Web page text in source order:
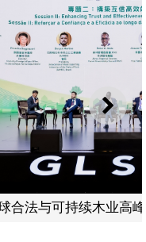
下一
坛”聚焦行业热点话题